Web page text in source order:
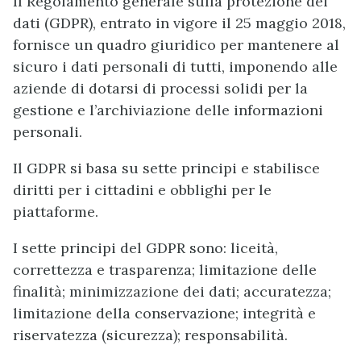
dati (GDPR), entrato in vigore il 25 maggio 2018,
fornisce un quadro giuridico per mantenere al
sicuro i dati personali di tutti, imponendo alle
aziende di dotarsi di processi solidi per la
gestione e l’archiviazione delle informazioni
personali.
Il GDPR si basa su sette principi e stabilisce
diritti per i cittadini e obblighi per le
piattaforme.
I sette principi del GDPR sono: liceità,
correttezza e trasparenza; limitazione delle
finalità; minimizzazione dei dati; accuratezza;
limitazione della conservazione; integrità e
riservatezza (sicurezza); responsabilità.